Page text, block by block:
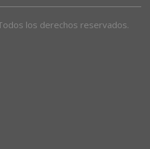
los derechos reservados.